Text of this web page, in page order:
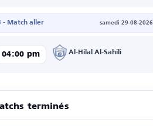
- Match aller samedi 29-08-2026
04:00 pm Al-Hilal Al-Sahili
terminés